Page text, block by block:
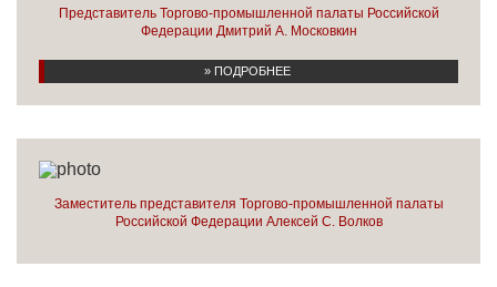
Представитель Торгово-промышленной палаты Российской
Федерации Дмитрий А. Московкин
» ПОДРОБНЕЕ
Заместитель представителя Торгово-промышленной палаты
Российской Федерации Алексей С. Волков